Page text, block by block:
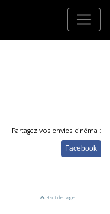
Partagez vos envies cinéma :
Facebook
Haut de page